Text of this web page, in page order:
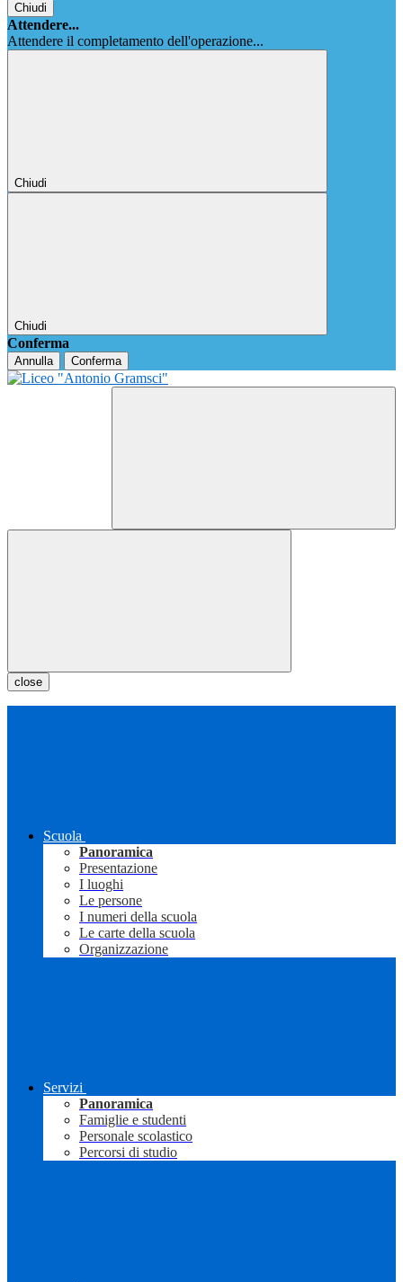
Chiudi
Attendere...
Attendere il completamento dell'operazione...
Chiudi
Chiudi
Conferma
Annulla Conferma
close
Scuola
Panoramica
Presentazione
I luoghi
Le persone
I numeri della scuola
Le carte della scuola
Organizzazione
Servizi
Panoramica
Famiglie e studenti
Personale scolastico
Percorsi di studio